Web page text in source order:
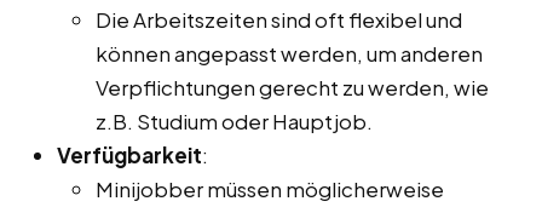
Die Arbeitszeiten sind oft flexibel und
können angepasst werden, um anderen
Verpflichtungen gerecht zu werden, wie
z.B. Studium oder Hauptjob.
Verfügbarkeit:
Minijobber müssen möglicherweise